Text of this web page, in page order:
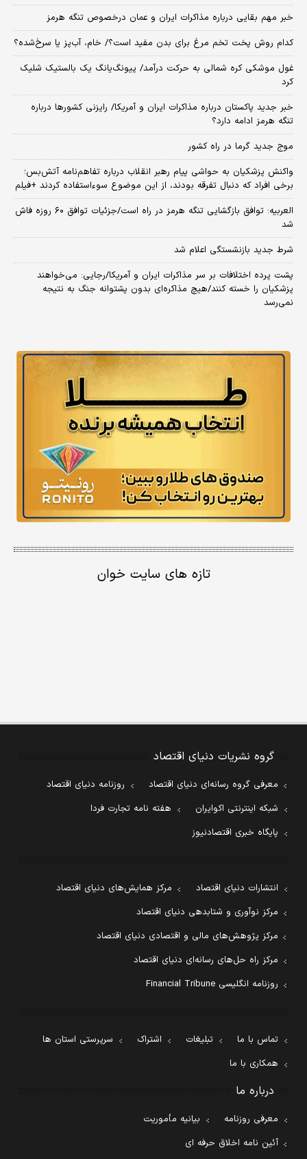
خبر مهم بقایی درباره مذاکرات ایران و عمان درخصوص تنگه هرمز
کدام روش پخت تخم مرغ برای بدن مفید است؟/ خام، آب‌پز یا سرخ‌شده؟
غول موشکی کره شمالی به حرکت درآمد/ پیونگ‌یانگ یک بالستیک شلیک
کرد
خبر جدید پاکستان درباره مذاکرات ایران و آمریکا/ رایزنی کشورها درباره
تنگه هرمز ادامه دارد؟
موج جدید گرما در راه کشور
واکنش پزشکیان به حواشی پیام رهبر انقلاب درباره تفاهم‌نامه آتش‌بس؛
برخی افراد که دنبال تفرقه بودند، از این موضوع سوءاستفاده کردند +فیلم
العربیه: توافق بازگشایی تنگه هرمز در راه است/جزئیات توافق ۶۰ روزه فاش
شد
شرط جدید بازنشستگی اعلام شد
پشت پرده اختلافات بر سر مذاکرات ایران و آمریکا/رجایی: می‌خواهند
پزشکیان را خسته کنند/هیچ مذاکره‌ای بدون پشتوانه جنگ به نتیجه
نمی‌رسد
تازه های سایت خوان
گروه نشریات دنیای اقتصاد
معرفی گروه رسانه‌ای دنیای اقتصاد
روزنامه دنیای اقتصاد
شبکه اینترنتی اکوایران
هفته نامه تجارت فردا
پایگاه خبری اقتصادنیوز
انتشارات دنیای اقتصاد
مرکز همایش‌های دنیای اقتصاد
مرکز نوآوری و شتابدهی دنیای اقتصاد
مرکز پژوهش‌های مالی و اقتصادی دنیای اقتصاد
مرکز راه حل‌های رسانه‌ای دنیای اقتصاد
روزنامه انگلیسی Financial Tribune
تماس با ما تبلیغات اشتراک
سرپرستی استان ها
همکاری با ما
درباره ما
معرفی روزنامه
بیانیه مأموریت
آئین نامه اخلاق حرفه ای